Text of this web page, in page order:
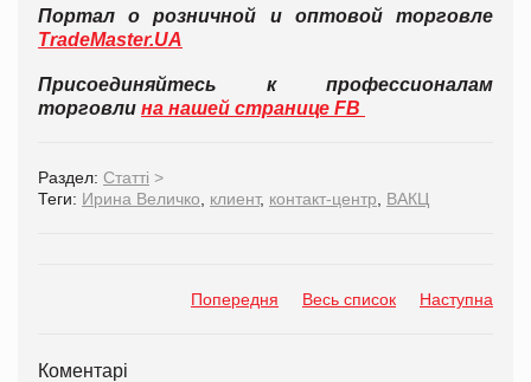
Портал о розничной и оптовой торговле
TradeMaster.UA
Присоединяйтесь к профессионалам
торговли на нашей странице FB
Раздел: Статті >
Теги: Ирина Величко клиент, контакт-центр ВАКЦ
Попередня Весь список Наступна
Коментарі